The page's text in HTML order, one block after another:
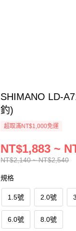
SHIMANO LD-
釣)
超取滿NT$1,000免運
NT$2,140 ~ NT$2,540
NT$1,883 ~
規格
1.5號 2.0號
6.0號 8.0號